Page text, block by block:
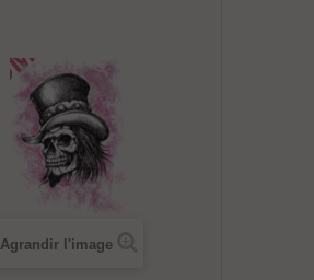
Agrandir l'image